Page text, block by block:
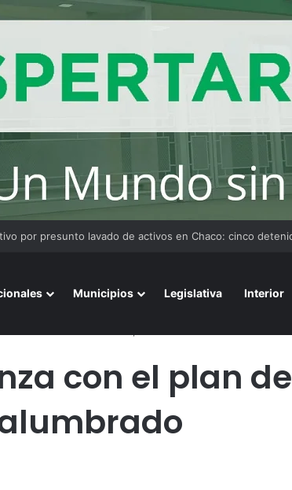
Municipios Legislativa Interior
con el plan de